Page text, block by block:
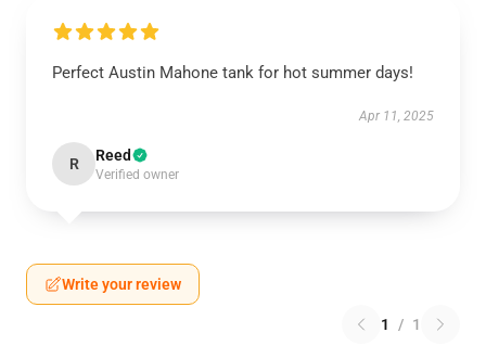
Perfect Austin Mahone tank for hot summer days!
Apr 11, 2025
R Reed
Verified owner
Write your review
1 / 1